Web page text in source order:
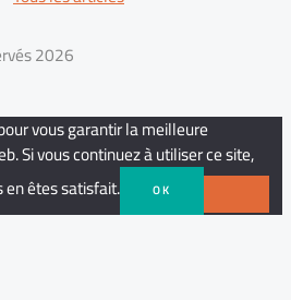
2026
vous garantir la meilleure
Si vous continuez à utiliser ce site,
en êtes satisfait.
OK